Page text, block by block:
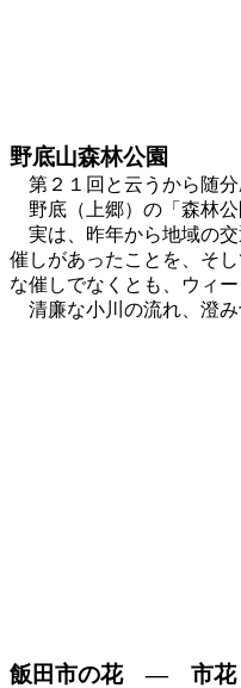
野底山森林公園
第２１回と云うから随分
野底（上郷）の「森林公
実は、昨年から地域の交
催しがあったことを、そ
な催しでなくとも、ウィ
清廉な小川の流れ、澄み
飯田市の花 ― 市